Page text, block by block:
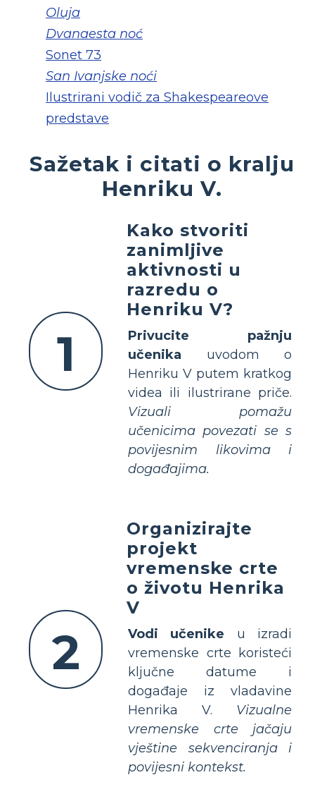
Oluja
Dvanaesta noć
Sonet 73
San Ivanjske noći
Ilustrirani vodič za Shakespeareove
predstave
Sažetak i citati o kralju
Henriku V.
1
Kako stvoriti
zanimljive
aktivnosti u
razredu o
Henriku V?
Privucite pažnju
učenika uvodom o
Henriku V putem kratkog
videa ili ilustrirane priče.
Vizuali pomažu
učenicima povezati se s
povijesnim likovima i
događajima.
2
Organizirajte
projekt
vremenske crte
o životu Henrika
V
Vodi učenike u izradi
vremenske crte koristeći
ključne datume i
događaje iz vladavine
Henrika V. Vizualne
vremenske crte jačaju
vještine sekvenciranja i
povijesni kontekst.